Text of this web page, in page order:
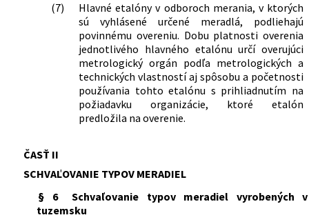
(7)
Hlavné etalóny v odboroch merania, v ktorých
sú vyhlásené určené meradlá, podliehajú
povinnému overeniu. Dobu platnosti overenia
jednotlivého hlavného etalónu určí overujúci
metrologický orgán podľa metrologických a
technických vlastností aj spôsobu a početnosti
používania tohto etalónu s prihliadnutím na
požiadavku organizácie, ktoré etalón
predložila na overenie.
ČASŤ II
SCHVAĽOVANIE TYPOV MERADIEL
§ 6
Schvaľovanie typov meradiel vyrobených v
tuzemsku